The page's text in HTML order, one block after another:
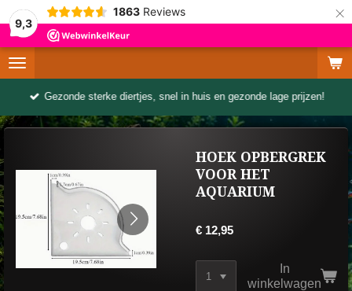
9,3
1863 Reviews ×
Gezonde sterke diertjes, snel in huis en gezonde lage prijzen!
HOEK OPBERGREK
VOOR HET
AQUARIUM
€ 12,95
In
winkelwagen